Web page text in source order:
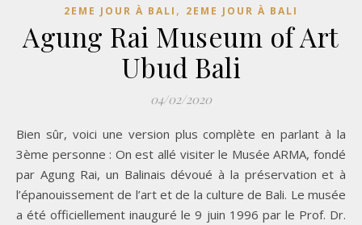
2EME JOUR À BALI , 2EME JOUR À BALI
Agung Rai Museum of Art
Ubud Bali
04/02/2020
Bien sûr, voici une version plus complète en parlant à la
3ème personne : On est allé visiter le Musée ARMA, fondé
par Agung Rai, un Balinais dévoué à la préservation et à
l’épanouissement de l’art et de la culture de Bali. Le musée
a été officiellement inauguré le 9 juin 1996 par le Prof. Dr.